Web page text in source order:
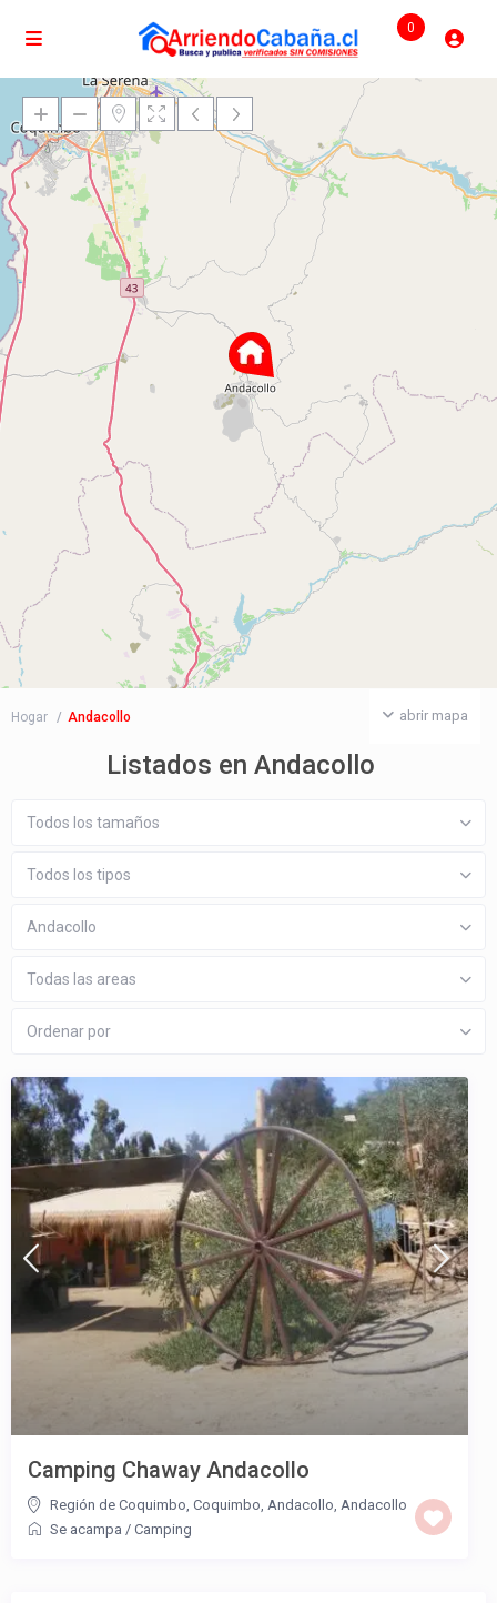
0
Cargando mapas
abrir mapa
Hogar Andacollo
Listados en Andacollo
Todos los tamaños
Todos los tipos
Andacollo
Todas las areas
Ordenar por
Camping Chaway Andacollo
Región de Coquimbo, Coquimbo, Andacollo,Andacollo
Se acampa /Camping